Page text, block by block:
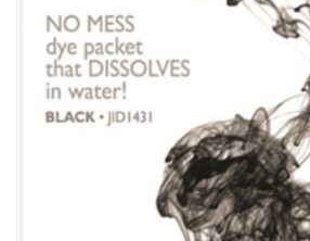
WORKSHOPS
SPECIALS